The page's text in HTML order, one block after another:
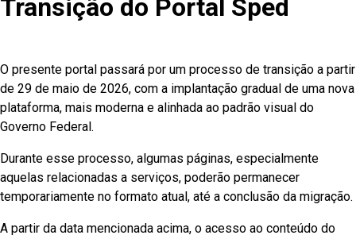
Transição do Portal Sped
O presente portal passará por um processo de transição a partir
de 29 de maio de 2026, com a implantação gradual de uma nova
plataforma, mais moderna e alinhada ao padrão visual do
Governo Federal.
Durante esse processo, algumas páginas, especialmente
aquelas relacionadas a serviços, poderão permanecer
temporariamente no formato atual, até a conclusão da migração.
A partir da data mencionada acima, o acesso ao conteúdo do